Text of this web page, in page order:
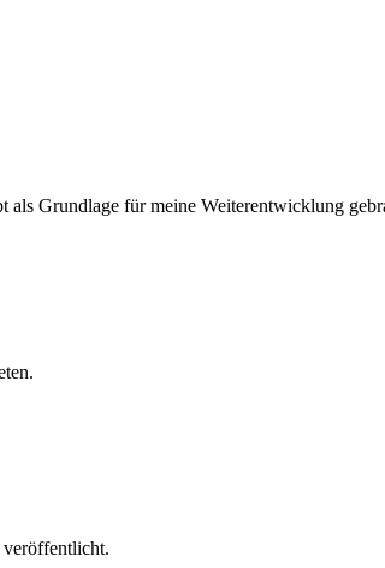
als Grundlage für meine Weiterentwicklung
veröffentlicht.